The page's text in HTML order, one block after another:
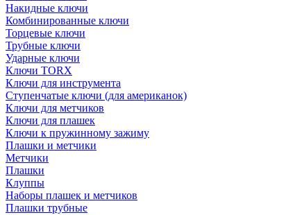
Накидные ключи
Комбинированные ключи
Торцевые ключи
Трубные ключи
Ударные ключи
Ключи TORX
Ключи для инструмента
Ступенчатые ключи (для американок)
Ключи для метчиков
Ключи для плашек
Ключи к пружинному зажиму
Плашки и метчики
Метчики
Плашки
Клуппы
Наборы плашек и метчиков
Плашки трубные